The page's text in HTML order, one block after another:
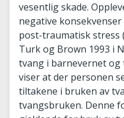
vesentlig skade.
negative
post-traumatisk stress
Turk og Brown 1993 i
tvang i barnevernet og
viser at der personen
tiltakene i bruken av
tvangsbruken. Denne